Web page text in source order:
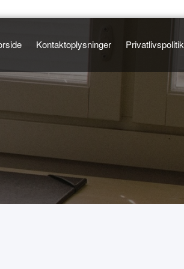
Kontaktoplysninger Privatlivspolitik